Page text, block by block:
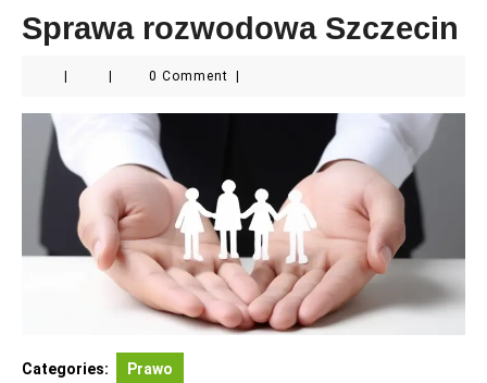
Sprawa rozwodowa Szczecin
0 Comment
Categories: Prawo